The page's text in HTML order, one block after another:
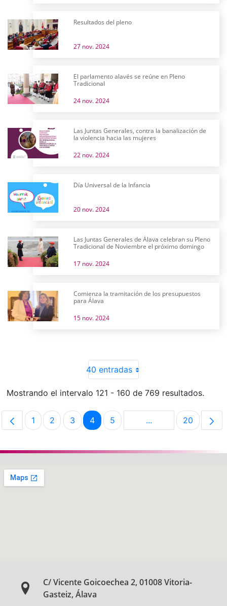
Resultados del pleno
27 nov. 2024
El parlamento alavés se reúne en Pleno
Tradicional
24 nov. 2024
Las Juntas Generales, contra la banalización de
la violencia hacia las mujeres
22 nov. 2024
Día Universal de la Infancia
20 nov. 2024
Las Juntas Generales de Álava celebran su Pleno
Tradicional de Noviembre el próximo domingo
17 nov. 2024
Comienza la tramitación de los presupuestos
para Álava
15 nov. 2024
40 entradas
Mostrando el intervalo 121 - 160 de 769 resultados.
Página
1 Página
2 Página
3 Página
4 Página
5 ...Páginas Página
20
C/ Vicente Goicoechea 2, 01008 Vitoria-
Gasteiz, Álava